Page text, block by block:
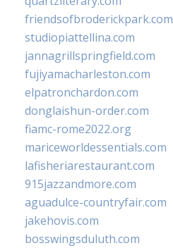
friendsofbroderickpark.com
studiopiattellina.com
jannagrillspringfield.com
fujiyamacharleston.com
elpatronchardon.com
donglaishun-order.com
fiamc-rome2022.org
mariceworldessentials.com
lafisheriarestaurant.com
915jazzandmore.com
aguadulce-countryfair.com
jakehovis.com
bosswingsduluth.com